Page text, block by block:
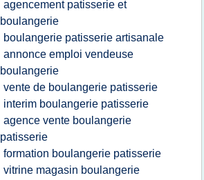
agencement patisserie et
boulangerie
boulangerie patisserie artisanale
annonce emploi vendeuse
boulangerie
vente de boulangerie patisserie
interim boulangerie patisserie
agence vente boulangerie
patisserie
formation boulangerie patisserie
vitrine magasin boulangerie